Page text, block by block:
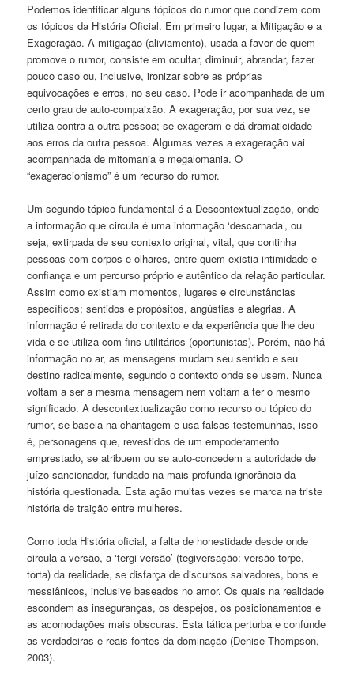
Podemos identificar alguns tópicos do rumor que condizem com
os tópicos da História Oficial. Em primeiro lugar, a Mitigação e a
Exageração. A mitigação (aliviamento), usada a favor de quem
promove o rumor, consiste em ocultar, diminuir, abrandar, fazer
pouco caso ou, inclusive, ironizar sobre as próprias
equivocações e erros, no seu caso. Pode ir acompanhada de um
certo grau de auto-compaixão. A exageração, por sua vez, se
utiliza contra a outra pessoa; se exageram e dá dramaticidade
aos erros da outra pessoa. Algumas vezes a exageração vai
acompanhada de mitomania e megalomania. O
“exageracionismo” é um recurso do rumor.
Um segundo tópico fundamental é a Descontextualização, onde
a informação que circula é uma informação ‘descarnada’, ou
seja, extirpada de seu contexto original, vital, que continha
pessoas com corpos e olhares, entre quem existia intimidade e
confiança e um percurso próprio e autêntico da relação particular.
Assim como existiam momentos, lugares e circunstâncias
específicos; sentidos e propósitos, angústias e alegrias. A
informação é retirada do contexto e da experiência que lhe deu
vida e se utiliza com fins utilitários (oportunistas). Porém, não há
informação no ar, as mensagens mudam seu sentido e seu
destino radicalmente, segundo o contexto onde se usem. Nunca
voltam a ser a mesma mensagem nem voltam a ter o mesmo
significado. A descontextualização como recurso ou tópico do
rumor, se baseia na chantagem e usa falsas testemunhas, isso
é, personagens que, revestidos de um empoderamento
emprestado, se atribuem ou se auto-concedem a autoridade de
juízo sancionador, fundado na mais profunda ignorância da
história questionada. Esta ação muitas vezes se marca na triste
história de traição entre mulheres.
Como toda História oficial, a falta de honestidade desde onde
circula a versão, a ‘tergi-versão’ (tegiversação: versão torpe,
torta) da realidade, se disfarça de discursos salvadores, bons e
messiânicos, inclusive baseados no amor. Os quais na realidade
escondem as inseguranças, os despejos, os posicionamentos e
as acomodações mais obscuras. Esta tática perturba e confunde
as verdadeiras e reais fontes da dominação (Denise Thompson,
2003).